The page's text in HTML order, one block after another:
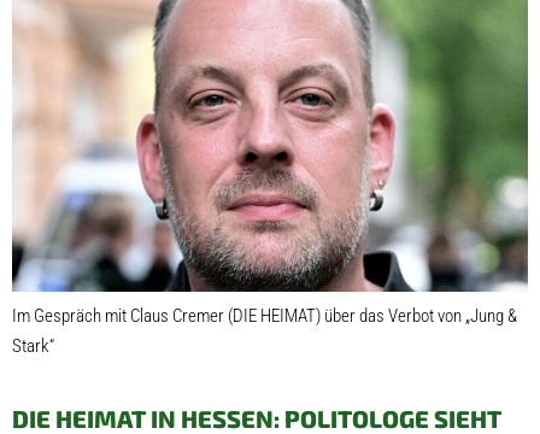
Im Gespräch mit Claus Cremer (DIE HEIMAT) über das Verbot von „Jung &
Stark“
DIE HEIMAT IN HESSEN: POLITOLOGE SIEHT